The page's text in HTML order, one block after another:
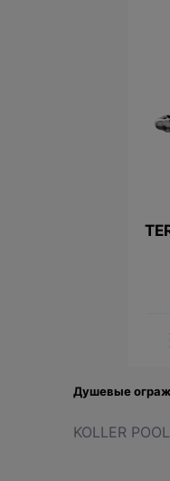
Душевые
KOLLER POOL